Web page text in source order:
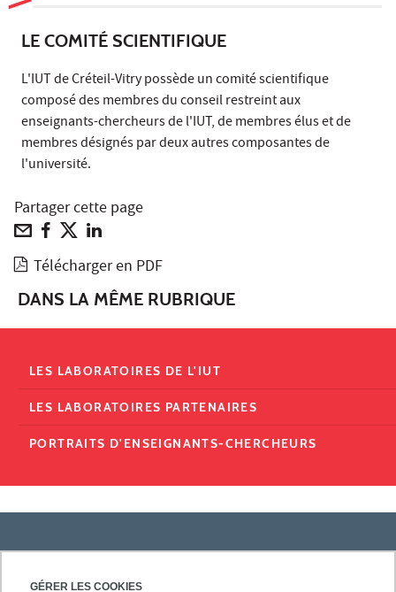
GÉRER LES COOKIES
LE COMITÉ SCIENTIFIQUE
L'IUT de Créteil-Vitry possède un comité scientifique
composé des membres du conseil restreint aux
enseignants-chercheurs de l'IUT, de membres élus et de
membres désignés par deux autres composantes de
l'université.
Partager cette page
Télécharger en PDF
DANS LA MÊME RUBRIQUE
LES LABORATOIRES DE L'IUT
LES LABORATOIRES PARTENAIRES
PORTRAITS D'ENSEIGNANTS-CHERCHEURS
PRATIQUE